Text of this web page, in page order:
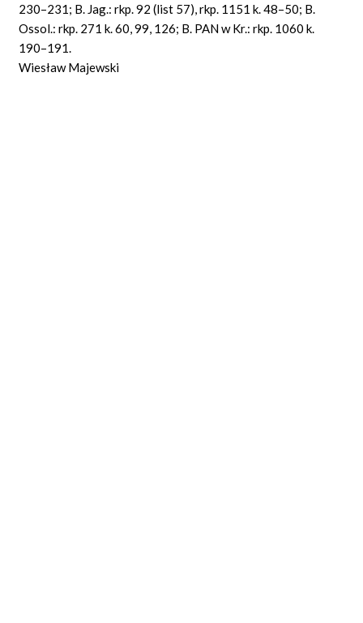
230–231; B. Jag.: rkp. 92 (list 57), rkp. 1151 k. 48–50; B.
Ossol.: rkp. 271 k. 60, 99, 126; B. PAN w Kr.: rkp. 1060 k.
190–191.
Wiesław Majewski